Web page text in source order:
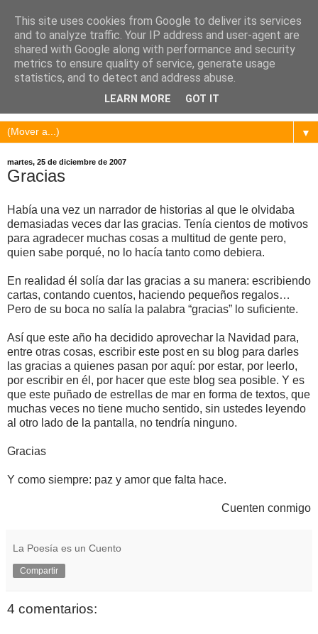
▼
martes, 25 de diciembre de 2007
Gracias
Había una vez un narrador de historias al que le olvidaba
demasiadas veces dar las gracias. Tenía cientos de motivos
para agradecer muchas cosas a multitud de gente pero,
quien sabe porqué, no lo hacía tanto como debiera.
En realidad él solía dar las gracias a su manera: escribiendo
cartas, contando cuentos, haciendo pequeños regalos…
Pero de su boca no salía la palabra “gracias” lo suficiente.
Así que este año ha decidido aprovechar la Navidad para,
entre otras cosas, escribir este post en su blog para darles
las gracias a quienes pasan por aquí: por estar, por leerlo,
por escribir en él, por hacer que este blog sea posible. Y es
que este puñado de estrellas de mar en forma de textos, que
muchas veces no tiene mucho sentido, sin ustedes leyendo
al otro lado de la pantalla, no tendría ninguno.
Gracias
Y como siempre: paz y amor que falta hace.
Cuenten conmigo
La Poesía es un Cuento
Compartir
4 comentarios:
This site uses cookies from Google to deliver its services
and to analyze traffic. Your IP address and user-agent are
shared with Google along with performance and security
metrics to ensure quality of service, generate usage
statistics, and to detect and address abuse.
LEARN MORE GOT IT